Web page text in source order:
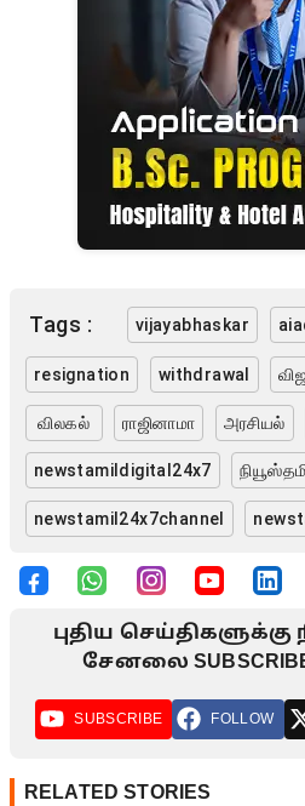
Tags : vijayabhaskar
resignation withdrawal
விலகல் ராஜினாமா அரசியல்
newstamildigital24x7
newstamil24x7channel
புதிய செய்திகளுக்கு
சேனலை
SUBSCRIBE FOLLOW
RELATED STORIES